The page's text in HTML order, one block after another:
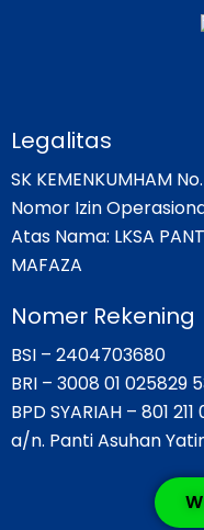
Legalitas
SK KEMENKUMHAM
Nomor Izin
Atas Nama: LKSA
MAFAZA
Nomer Rekening
BSI – 2404703680
BRI – 3008 01 025829
BPD SYARIAH – 801 211
a/n. Panti Asuhan